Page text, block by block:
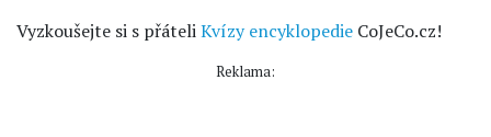
Vyzkoušejte si s přáteliKvízy encyklopedie CoJeCo.cz!
Reklama: